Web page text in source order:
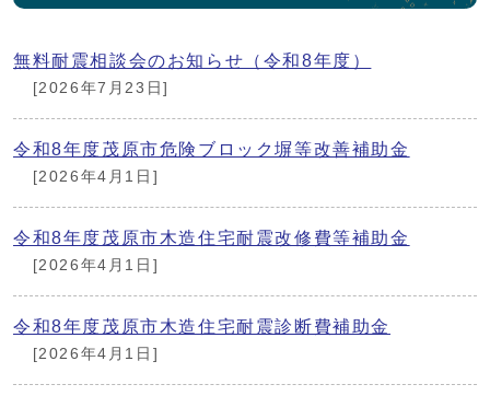
無料耐震相談会のお知らせ（令和8年度）
[2026年7月23日]
令和8年度茂原市危険ブロック塀等改善補助金
[2026年4月1日]
令和8年度茂原市木造住宅耐震改修費等補助金
[2026年4月1日]
令和8年度茂原市木造住宅耐震診断費補助金
[2026年4月1日]